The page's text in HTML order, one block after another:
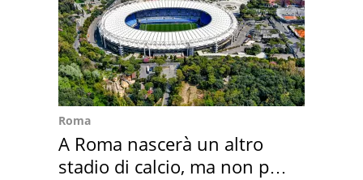
Roma
A Roma nascerà un altro
stadio di calcio, ma non per